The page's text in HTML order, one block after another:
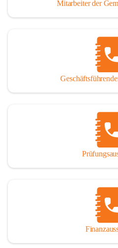
Mitarbeiter der